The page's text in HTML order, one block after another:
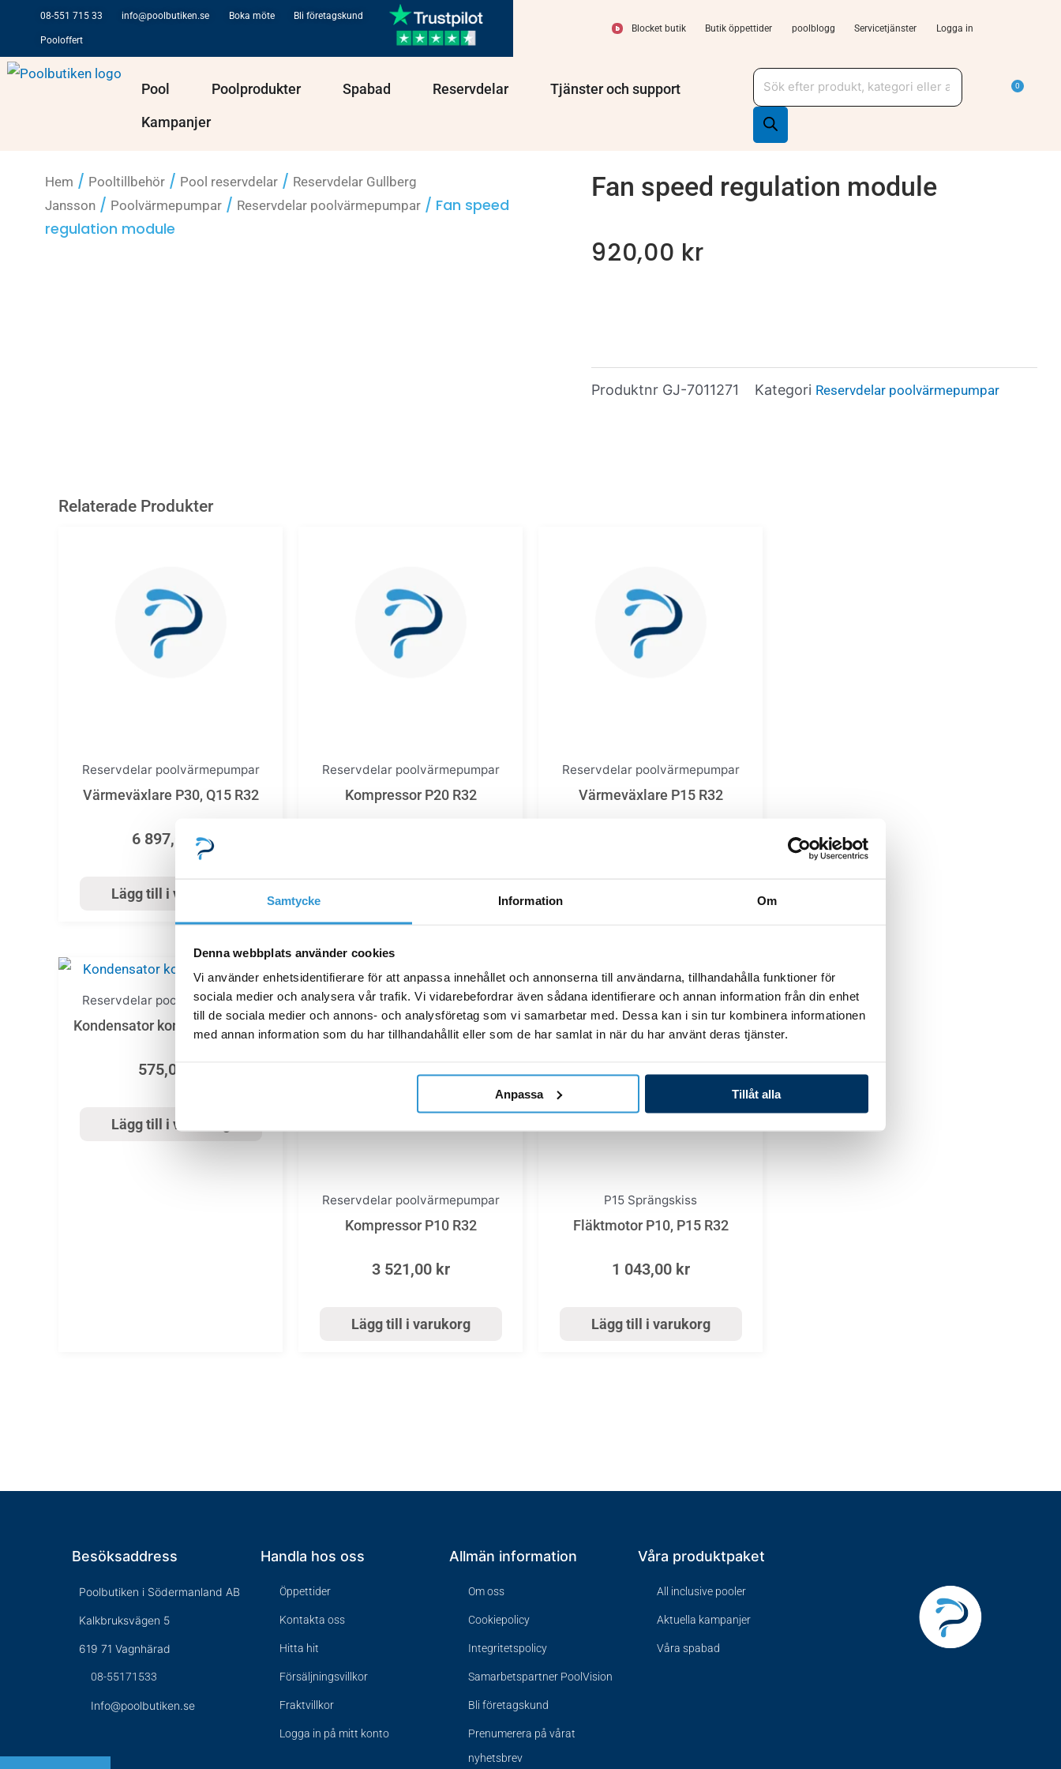
Samtycke Information Om
Denna webbplats använder cookies
Vi använder enhetsidentifierare för att anpassa innehållet och annonserna till användarna, tillhandahålla funktioner för
sociala medier och analysera vår trafik. Vi vidarebefordrar även sådana identifierare och annan information från din enhet
till de sociala medier och annons- och analysföretag som vi samarbetar med. Dessa kan i sin tur kombinera informationen
med annan information som du har tillhandahållit eller som de har samlat in när du har använt deras tjänster.
Anpassa Tillåt alla
innehåll
08-551 715 33 info@poolbutiken.se Boka möte Bli företagskund
Pooloffert
Blocket butik Butik öppettider poolblogg Servicetjänster Logga in
Pool Öppna PoolPoolprodukter Öppna Poolprodukter
Spabad Öppna Spabad
Reservdelar Öppna Reservdelar
Tjänster och support Öppna Tjänster och support
Kampanjer
Produktsökning 0
Hem / Pooltillbehör/ Pool reservdelar/ Reservdelar Gullberg
Jansson/ Poolvärmepumpar/ Reservdelar poolvärmepumpar/ Fan speed
regulation module
Fan speed regulation module
920,00 kr
Produktnr GJ-7011271 Kategori Reservdelar poolvärmepumpar
Relaterade Produkter
Reservdelar poolvärmepumpar
Värmeväxlare P30, Q15 R32
6 897,00 kr
Lägg till i varukorg
Reservdelar poolvärmepumpar
Kompressor P20 R32
Reservdelar poolvärmepumpar
Värmeväxlare P15 R32
Reservdelar poolvärmepumpar
Kondensator kompressor 25µF
575,00
Lägg till i varukorg
Reservdelar poolvärmepumpar
Kompressor P10 R32
3 521,00 kr
Lägg till i varukorg
P15 Sprängskiss
Fläktmotor P10, P15 R32
1 043,00 kr
Lägg till i varukorg
Besöksaddress
Poolbutiken i Södermanland AB
Kalkbruksvägen 5
619 71 Vagnhärad
08-55171533
Info@poolbutiken.se
Handla hos oss
Öppettider
Kontakta oss
Hitta hit
Försäljningsvillkor
Fraktvillkor
Logga in på mitt konto
Allmän information
Om oss
Cookiepolicy
Integritetspolicy
Samarbetspartner PoolVision
Bli företagskund
Prenumerera på vårat
nyhetsbrev
Våra produktpaket
All inclusive pooler
Aktuella kampanjer
Våra spabad